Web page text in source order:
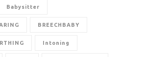
Babysitter
BREECHBABY
Intoning